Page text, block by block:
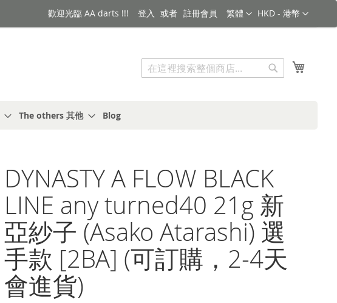
金額
HKD - 港幣
語言
繁體
歡迎光臨 AA darts !!! 登入 註冊會員
搜索
The others 其他 Blog
DYNASTY A FLOW BLACK
LINE any turned40 21g 新
亞紗子 (Asako Atarashi) 選
手款 [2BA] (可訂購，2-4天
會進貨)